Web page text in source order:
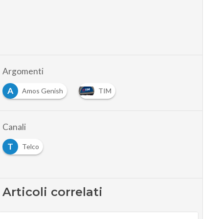
Argomenti
A
Amos Genish TIM
Canali
T
Telco
Articoli correlati